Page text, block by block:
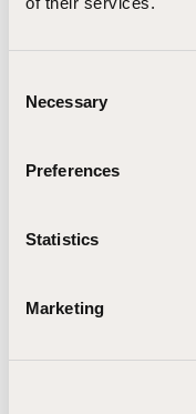
Selection
Necessary
Preferences
Statistics
Marketing
Koulutuksen
Osallistuja
osaa soveltaa
osaa kehittää